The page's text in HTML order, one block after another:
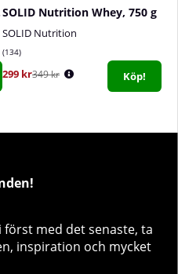
gSOLID Nutrition Whey, 750 g
SOLID Nutrition
134
299 kr349 kr Köp!
med det senaste, ta
inspiration och mycket